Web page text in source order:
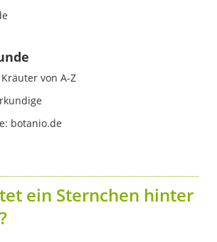
von A-Z
botanio.de
ein Sternchen hinter